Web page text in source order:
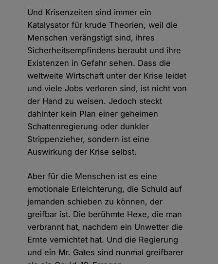
Und Krisenzeiten sind immer ein
Katalysator für krude Theorien, weil die
Menschen verängstigt sind, ihres
Sicherheitsempfindens beraubt und ihre
Existenzen in Gefahr sehen. Dass die
weltweite Wirtschaft unter der Krise leidet
und viele Jobs verloren sind, ist nicht von
der Hand zu weisen. Jedoch steckt
dahinter kein Plan einer geheimen
Schattenregierung oder dunkler
Strippenzieher, sondern ist eine
Auswirkung der Krise selbst.
Aber für die Menschen ist es eine
emotionale Erleichterung, die Schuld auf
jemanden schieben zu können, der
greifbar ist. Die berühmte Hexe, die man
verbrannt hat, nachdem ein Unwetter die
Ernte vernichtet hat. Und die Regierung
und ein Mr. Gates sind nunmal greifbarer